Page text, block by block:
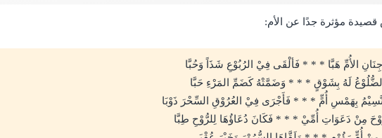
قصيدة مؤثرة جدًا عن الأم:
الأُمِّ هَبَّا * * * فَألْقَى فِيْ الرُبُوْعِ شَذَاً وَحُبَّا
لَهُ بِشَوْقٍ * * * وَضَمَّتْهُ كَضَمِّ المَرْءِ حَبَّا
بِهَمْسِ أُمٍّ * * * فَأَجْرَى فِيْ العُرُوْقِ السِّحْرَ ذَوْبَا
مِنْ دَعَوَاتِ أُمِّيْ * * * فَكَانَ دُعَاؤُهَا لِلرُّوْحِ طِبَّا